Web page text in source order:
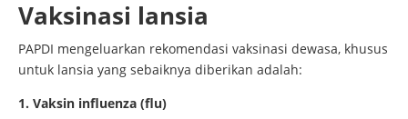
Vaksinasi lansia
PAPDI mengeluarkan rekomendasi vaksinasi dewasa, khusus
untuk lansia yang sebaiknya diberikan adalah:
1. Vaksin influenza (flu)